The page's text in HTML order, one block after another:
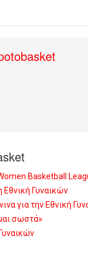
Basketball
Εθνική Γυναικών
για την Εθνική
σωστά»